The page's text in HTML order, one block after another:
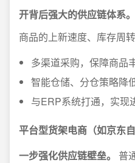
开背后强大的供应链体系。
商品的上新速度、库存周
多渠道采购，保障商品
智能仓储、分仓策略降
与ERP系统打通，实现
平台型货架电商（如京东
一步强化供应链壁垒。
普